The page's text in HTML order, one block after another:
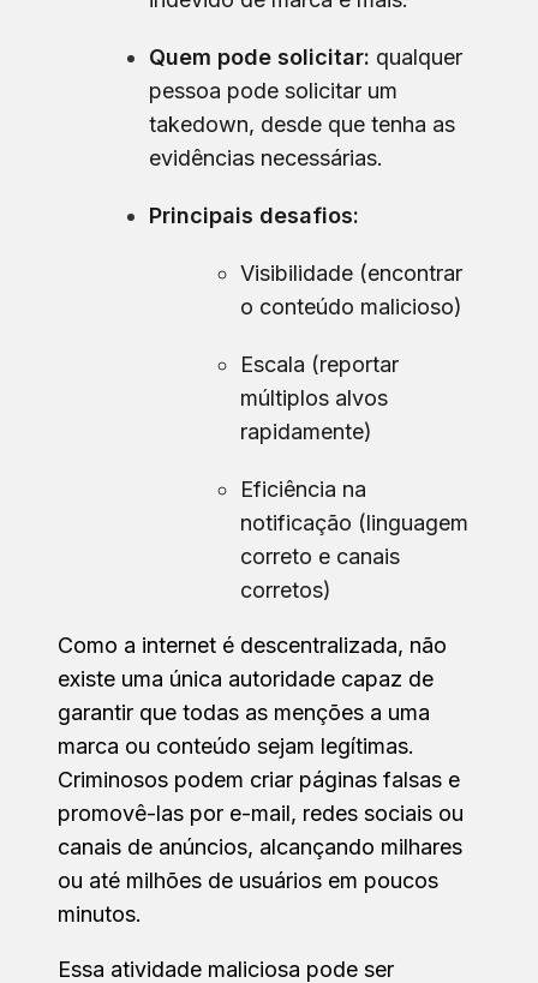
Quem pode solicitar: qualquer
pessoa pode solicitar um
takedown, desde que tenha as
evidências necessárias.
Principais desafios:
Visibilidade (encontrar
o conteúdo malicioso)
Escala (reportar
múltiplos alvos
rapidamente)
Eficiência na
notificação (linguagem
correto e canais
corretos)
Como a internet é descentralizada, não
existe uma única autoridade capaz de
garantir que todas as menções a uma
marca ou conteúdo sejam legítimas.
Criminosos podem criar páginas falsas e
promovê-las por e-mail, redes sociais ou
canais de anúncios, alcançando milhares
ou até milhões de usuários em poucos
minutos.
Essa atividade maliciosa pode ser